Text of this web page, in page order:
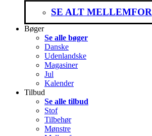
SE ALT MELLEMFOR
Bøger
Se alle bøger
Danske
Udenlandske
Magasiner
Jul
Kalender
Tilbud
Se alle tilbud
Stof
Tilbehør
Mønstre